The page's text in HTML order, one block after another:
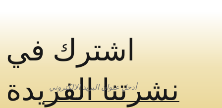
اشترك في
نشرتنا الفريدة